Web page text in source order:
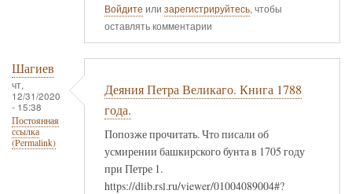
Войдите или зарегистрируйтесь, чтобы
оставлять комментарии
Шагиев
чт,
12/31/2020
- 15:38
Постоянная
ссылка
(Permalink)
Деяния Петра Великаго. Книга 1788
года.
Попозже прочитать. Что писали об
усмирении башкирского бунта в 1705 году
при Петре 1.
https://dlib.rsl.ru/viewer/01004089004#?